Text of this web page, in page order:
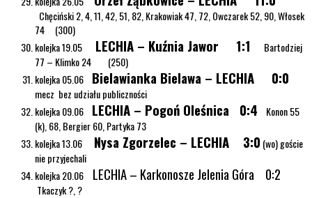
Chęciński 2, 4, 11, 42, 51, 82, Krakowiak 47, 72, Owczarek 52, 90, Włosek
74 (300)
kolejka 19.05
LECHIA – Kuźnia Jawor 1:1
Bartodziej
77 – Klimko 24 (250)
kolejka 05.06 Bielawianka Bielawa – LECHIA 0:0
mecz bez udziału publiczności
kolejka 09.06 LECHIA – Pogoń Oleśnica 0:4 Konon 55
(k), 68, Bergier 60, Partyka 73
kolejka 13.06
Nysa Zgorzelec – LECHIA 3:0 (wo) goście
nie przyjechali
kolejka 20.06
LECHIA – Karkonosze Jelenia Góra 0:2
Tkaczyk ?, ?